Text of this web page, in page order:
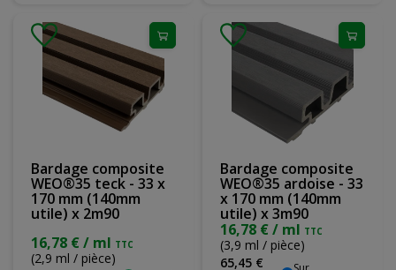
Bardage composite
WEO®35 teck - 33 x
170 mm (140mm
utile) x 2m90
16,78 € / ml TTC
(2,9 ml / pièce)
Bardage composite
WEO®35 ardoise - 33
x 170 mm (140mm
utile) x 3m90
16,78 € / ml TTC
(3,9 ml / pièce)
65,45 €